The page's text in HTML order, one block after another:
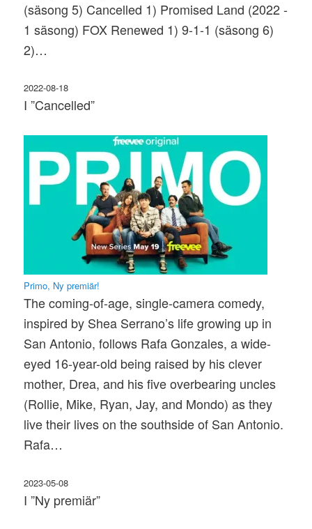
(säsong 5) Cancelled 1) Promised Land (2022 -
1 säsong) FOX Renewed 1) 9-1-1 (säsong 6)
2)…
2022-08-18
I ”Cancelled”
Primo, Ny premiär!
The coming-of-age, single-camera comedy,
inspired by Shea Serrano’s life growing up in
San Antonio, follows Rafa Gonzales, a wide-
eyed 16-year-old being raised by his clever
mother, Drea, and his five overbearing uncles
(Rollie, Mike, Ryan, Jay, and Mondo) as they
live their lives on the southside of San Antonio.
Rafa…
2023-05-08
I ”Ny premiär”